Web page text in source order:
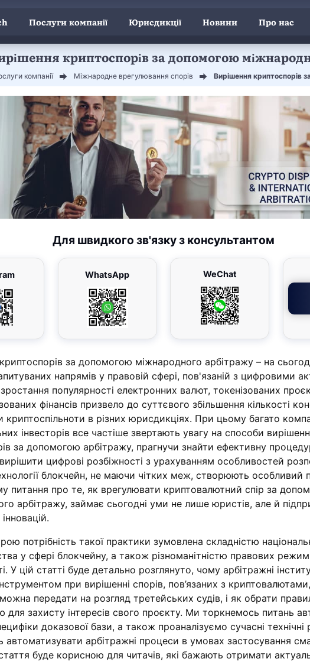
Послуги компанії Юрисдикції Новини Про нас
криптоспорів за допомогою
компанії Міжнародне врегулювання спорів Вирішення криптоспорів
Для швидкого зв'язку з консультантом
WhatsApp WeChat
за допомогою міжнародного арбітражу – на
напрямів у правовій сфері, пов'язаній з цифровими
популярності електронних валют, токенізованих
фінансів призвело до суттєвого збільшення кількості
криптоспільноти в різних юрисдикціях. При цьому багато
інвесторів все частіше звертають увагу на способи
за допомогою арбітражу, прагнучи знайти ефективну
цифрові розбіжності з урахуванням особливостей
блокчейн, не маючи чітких меж, створюють особливий
питання про те, як врегулювати криптовалютний спір за
арбітражу, займає сьогодні уми не лише юристів, але й
потрібність такої практики зумовлена складністю
у сфері блокчейну, а також різноманітністю правових
У цій статті буде детально розглянуто, чому арбітражні
при вирішенні спорів, пов’язаних з
можна передати на розгляд третейських судів, і як обрати
для захисту інтересів свого проєкту. Ми торкнемось питань
доказової бази, а також проаналізуємо сучасні
автоматизувати арбітражні процеси в умовах застосування
буде корисною для читачів, які бажають отримати